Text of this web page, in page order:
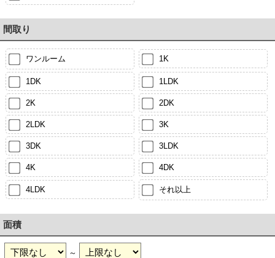
間取り
ワンルーム 1K
1DK 1LDK
2K 2DK
2LDK 3K
3DK 3LDK
4K 4DK
4LDK それ以上
面積
～